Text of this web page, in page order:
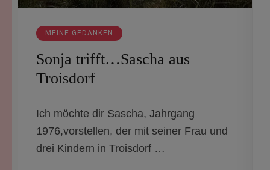
MEINE GEDANKEN
Sonja trifft…Sascha aus
Troisdorf
Ich möchte dir Sascha, Jahrgang
1976,vorstellen, der mit seiner Frau und
drei Kindern in Troisdorf …